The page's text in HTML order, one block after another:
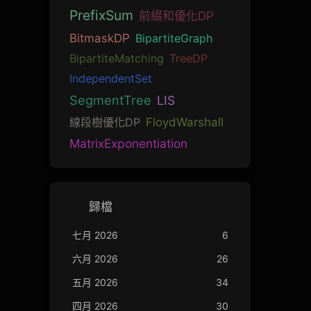
PrefixSum 前綴和優化DP
BitmaskDP BipartiteGraph
BipartiteMatching TreeDP
IndependentSet
SegmentTree LIS
線段樹優化DP FloydWarshall
MatrixExponentiation
歸檔
七月 2026
6
六月 2026
26
五月 2026
34
四月 2026
30